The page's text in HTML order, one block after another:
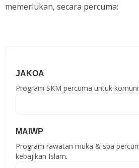
memerlukan, secara percuma:
JAKOA
Program SKM percuma untuk
MAIWP
Program rawatan muka & spa
kebajikan Islam.